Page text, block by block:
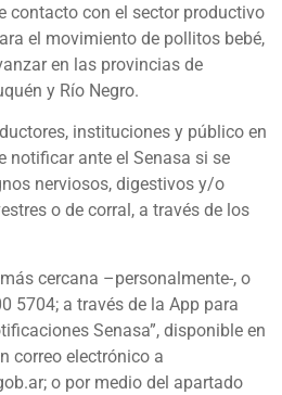
contacto con el sector productivo
el movimiento de pollitos bebé,
en las provincias de
y Río Negro.
instituciones y público en
notificar ante el Senasa si se
nerviosos, digestivos y/o
o de corral, a través de los
cercana –personalmente-, o
5704; a través de la App para
Senasa”, disponible en
correo electrónico a
o por medio del apartado